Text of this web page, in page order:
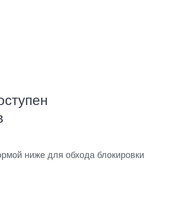
ниже для обхода блокировки